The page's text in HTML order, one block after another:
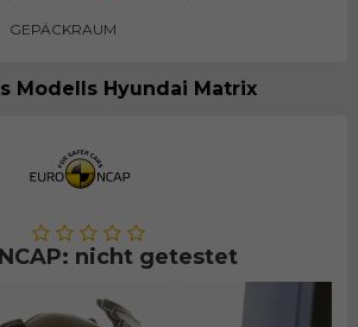
GEPÄCKRAUM
Modells Hyundai Matrix
nicht getestet